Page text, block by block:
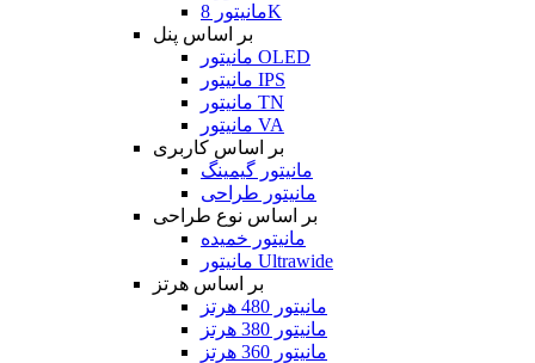
مانیتور 8K
بر اساس پنل
مانیتور OLED
مانیتور IPS
مانیتور TN
مانیتور VA
بر اساس کاربری
مانیتور گیمینگ
مانیتور طراحی
بر اساس نوع طراحی
مانیتور خمیده
مانیتور Ultrawide
بر اساس هرتز
مانیتور 480 هرتز
مانیتور 380 هرتز
مانیتور 360 هرتز